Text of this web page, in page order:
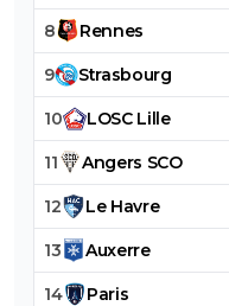
8 Rennes
9 Strasbourg
10 LOSC Lille
11 Angers SCO
12 Le Havre
13 Auxerre
14 Paris